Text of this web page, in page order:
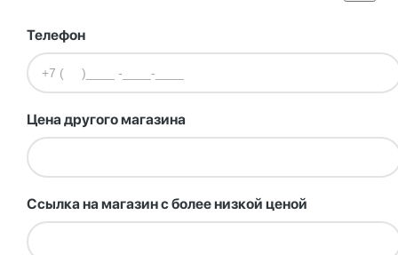
Телефон
Цена другого магазина
Ссылка на магазин с более низкой ценой